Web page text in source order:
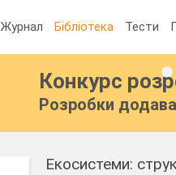
Журнал Бібліотека Тести
Конкурс
Розробки
Екосистеми: